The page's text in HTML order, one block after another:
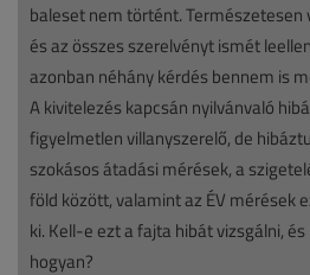
baleset nem történt. Természetesen
és az összes szerelvényt ismét
azonban néhány kérdés bennem is
A kivitelezés kapcsán nyilvánvaló
figyelmetlen villanyszerelő, de
szokásos átadási mérések, a
föld között, valamint az ÉV mérések
ki. Kell-e ezt a fajta hibát vizsgálni,
hogyan?